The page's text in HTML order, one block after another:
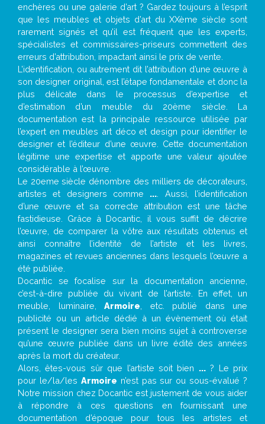
enchères ou une galerie d’art ? Gardez toujours à l’esprit
que les meubles et objets d’art du XXème siècle sont
rarement signés et qu’il est fréquent que les experts,
spécialistes et commissaires-priseurs commettent des
erreurs d’attribution, impactant ainsi le prix de vente.
L’identification, ou autrement dit l’attribution d’une œuvre à
son designer original, est l’étape fondamentale et donc la
plus délicate dans le processus d’expertise et
d’estimation d’un meuble du 20ème siècle. La
documentation est la principale ressource utilisée par
l’expert en meubles art déco et design pour identifier le
designer et l’éditeur d’une œuvre. Cette documentation
légitime une expertise et apporte une valeur ajoutée
considérable à l’œuvre.
Le 20eme siècle dénombre des milliers de décorateurs,
artistes et designers comme ... . Aussi, l’identification
d’une œuvre et sa correcte attribution est une tâche
fastidieuse. Grâce à Docantic, il vous suffit de décrire
l’œuvre, de comparer la vôtre aux résultats obtenus et
ainsi connaître l’identité de l’artiste et les livres,
magazines et revues anciennes dans lesquels l’œuvre a
été publiée.
Docantic se focalise sur la documentation ancienne,
c’est-à-dire publiée du vivant de l’artiste. En effet, un
meuble, luminaire, Armoire , etc. publié dans une
publicité ou un article dédié à un évènement où était
présent le designer sera bien moins sujet à controverse
qu’une œuvre publiée dans un livre édité des années
après la mort du créateur.
Alors, êtes-vous sûr que l’artiste soit bien ...? Le prix
pour le/la/les Armoire n’est pas sur ou sous-évalué ?
Notre mission chez Docantic est justement de vous aider
à répondre à ces questions en fournissant une
documentation d’époque pour tous les artistes et